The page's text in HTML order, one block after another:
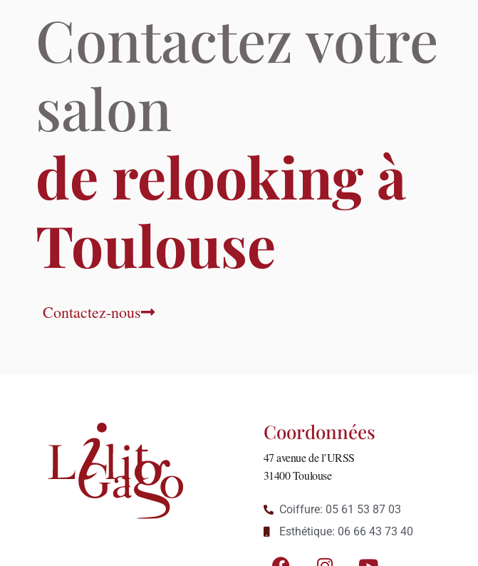
Contactez votre
salon
de relooking à
Toulouse
Contactez-nous
Coordonnées
47 avenue de l’URSS
31400 Toulouse
Coiffure: 05 61 53 87 03
Esthétique: 06 66 43 73 40